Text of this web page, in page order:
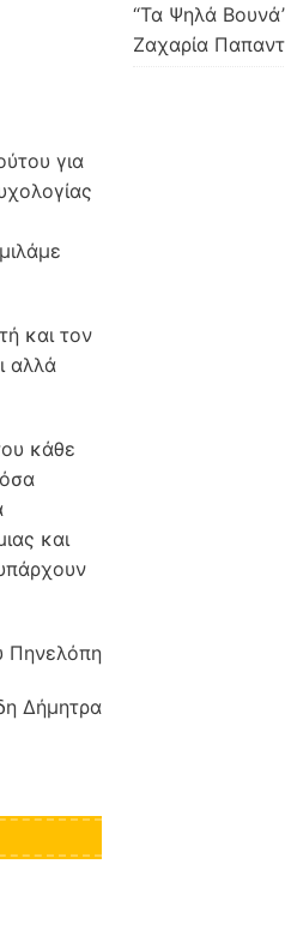
για
και τον
αλλά
κάθε
και
Πηνελόπη
Δήμητρα
“Τα Ψηλά
Ζαχαρία